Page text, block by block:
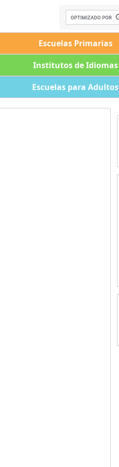
Escuelas Primarias
Institutos de Idiomas
Escuelas para Adultos